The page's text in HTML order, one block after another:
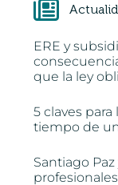
ERE y
que la ley
5 claves
tiempo de
Santiago